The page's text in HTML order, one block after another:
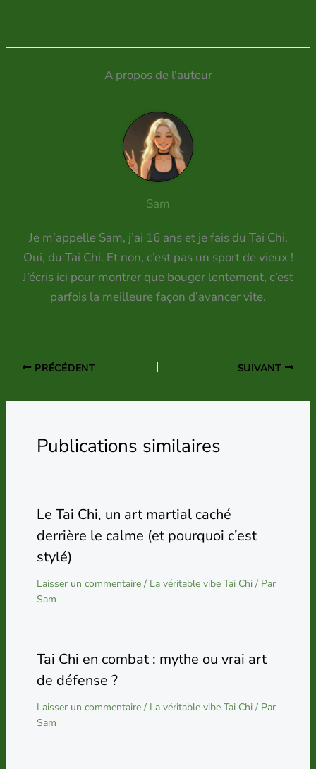
A propos de l'auteur
Sam
Je m’appelle Sam, j’ai 16 ans et je fais du Tai Chi.
Oui, du Tai Chi. Et non, c’est pas un sport de vieux !
J’écris ici pour montrer que bouger lentement, c’est
parfois la meilleure façon d’avancer vite.
PRÉCÉDENT SUIVANT
Publications similaires
Le Tai Chi, un art martial caché
derrière le calme (et pourquoi c’est
stylé)
Laisser un commentaire / La véritable vibe Tai Chi/ Par
Sam
Tai Chi en combat : mythe ou vrai art
de défense ?
Laisser un commentaire / La véritable vibe Tai Chi/ Par
Sam